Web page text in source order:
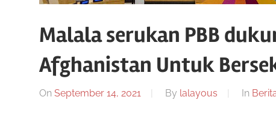
Malala serukan PBB
Afghanistan Untuk
On September 14, 2021 By lalayous In